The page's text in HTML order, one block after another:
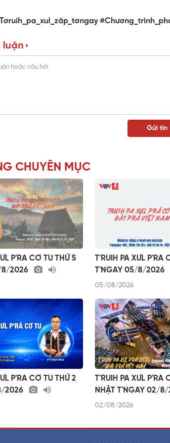
luận
CHUYÊN MỤC
P'RA CƠ TU THỨ 5
8/2026
T'RUIH PA XƯL P'RA
T'NGAY 05/8/2026
05/08/2026
P'RA CƠ TU THỨ 2
2026
T'RUIH PA XƯL P'RA
NHẬT T'NGAY 02/
02/08/2026